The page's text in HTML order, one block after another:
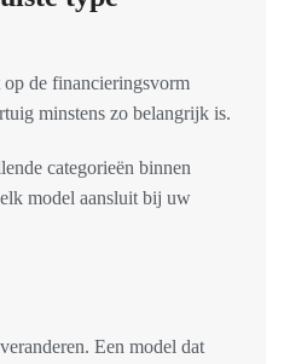
op de financieringsvorm
minstens zo belangrijk is.
categorieën binnen
model aansluit bij uw
Een model dat